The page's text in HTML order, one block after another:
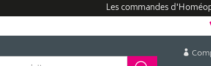
Les commandes d'Homéopathie